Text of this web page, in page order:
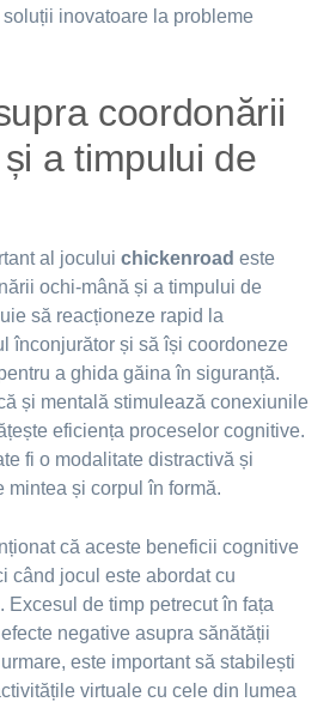
inovatoare la probleme
coordonării
a timpului de
al jocului chickenroad este
ochi-mână și a timpului de
să reacționeze rapid la
înconjurător și să își coordoneze
a ghida găina în siguranță.
și mentală stimulează conexiunile
eficiența proceselor cognitive.
fi o modalitate distractivă și
mintea și corpul în formă.
că aceste beneficii cognitive
când jocul este abordat cu
Excesul de timp petrecut în fața
negative asupra sănătății
este important să stabilești
virtuale cu cele din lumea